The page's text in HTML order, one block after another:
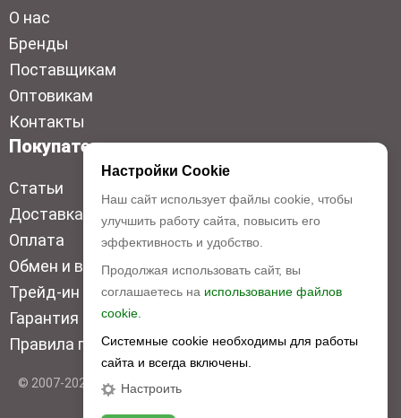
О нас
Бренды
Поставщикам
Оптовикам
Контакты
Покупателям
Статьи
Доставка
Оплата
Обмен и возврат
Трейд-ин
Гарантия низкой цены
Правила продажи
© 2007-2026 Top Disc. Все права защищены
Настройки Cookie
Наш сайт использует файлы cookie, чтобы
улучшить работу сайта, повысить его
эффективность и удобство.
Продолжая использовать сайт, вы
соглашаетесь на использование файлов
cookie.
Системные cookie необходимы для работы
сайта и всегда включены.
Настроить